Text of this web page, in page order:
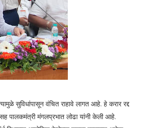
सुविधांपासून वंचित राहावे लागत आहे. हे करार रद्द
पालकमंत्री मंगलप्रभात लोढा यांनी केली आहे.